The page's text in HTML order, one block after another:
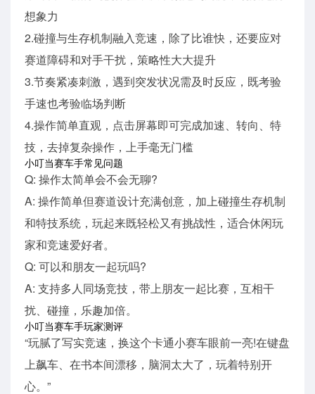
想象力
2.碰撞与生存机制融入竞速，除了比谁快，还要应对
赛道障碍和对手干扰，策略性大大提升
3.节奏紧凑刺激，遇到突发状况需及时反应，既考验
手速也考验临场判断
4.操作简单直观，点击屏幕即可完成加速、转向、特
技，去掉复杂操作，上手毫无门槛
小叮当赛车手常见问题
Q: 操作太简单会不会无聊?
A: 操作简单但赛道设计充满创意，加上碰撞生存机制
和特技系统，玩起来既轻松又有挑战性，适合休闲玩
家和竞速爱好者。
Q: 可以和朋友一起玩吗?
A: 支持多人同场竞技，带上朋友一起比赛，互相干
扰、碰撞，乐趣加倍。
小叮当赛车手玩家测评
“玩腻了写实竞速，换这个卡通小赛车眼前一亮!在键盘
上飙车、在书本间漂移，脑洞太大了，玩着特别开
心。”